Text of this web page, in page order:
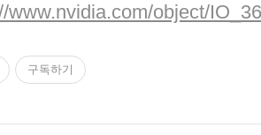
www.nvidia.com/object/
구독하기